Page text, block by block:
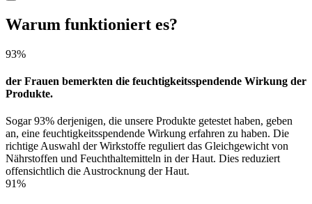
Warum funktioniert es?
93%
der Frauen bemerkten die feuchtigkeitsspendende Wirkung der
Produkte.
Sogar 93% derjenigen, die unsere Produkte getestet haben, geben
an, eine feuchtigkeitsspendende Wirkung erfahren zu haben. Die
richtige Auswahl der Wirkstoffe reguliert das Gleichgewicht von
Nährstoffen und Feuchthaltemitteln in der Haut. Dies reduziert
offensichtlich die Austrocknung der Haut.
91%